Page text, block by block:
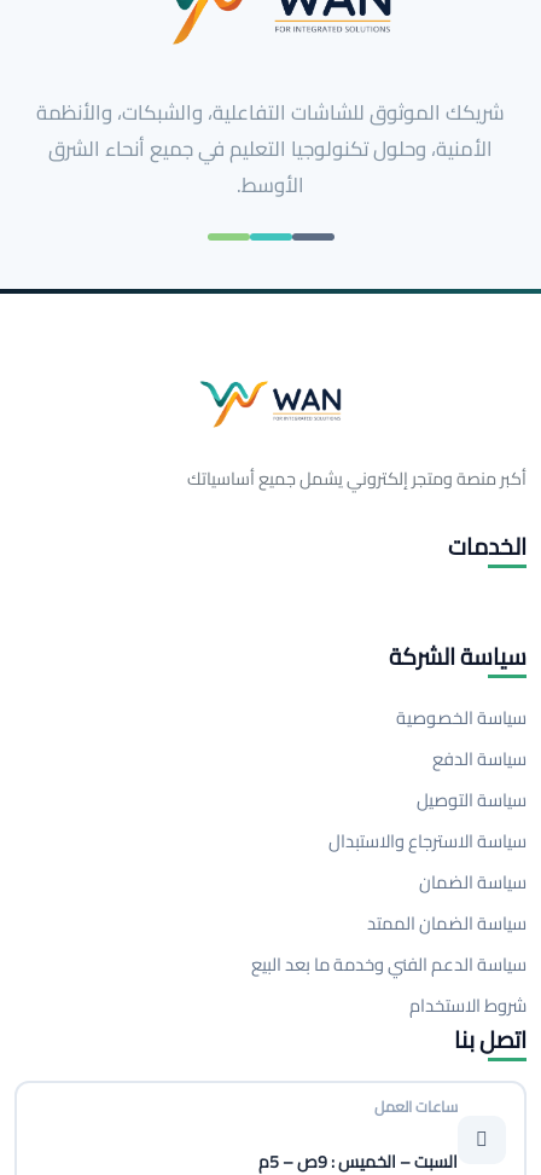
شريكك الموثوق للشاشات التفاعلية، والشبكات، والأنظمة
الأمنية، وحلول تكنولوجيا التعليم في جميع أنحاء الشرق
الأوسط.
أكبر منصة ومتجر إلكتروني يشمل جميع أساسياتك
الخدمات
سياسة الشركة
سياسة الخصوصية
سياسة الدفع
سياسة التوصيل
سياسة الاسترجاع والاستبدال
سياسة الضمان
سياسة الضمان الممتد
سياسة الدعم الفني وخدمة ما بعد البيع
شروط الاستخدام
اتصل بنا
ساعات العمل
السبت – الخميس : 9ص – 5م